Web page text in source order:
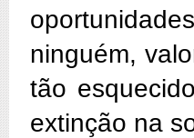
ninguém,
tão
extinção na